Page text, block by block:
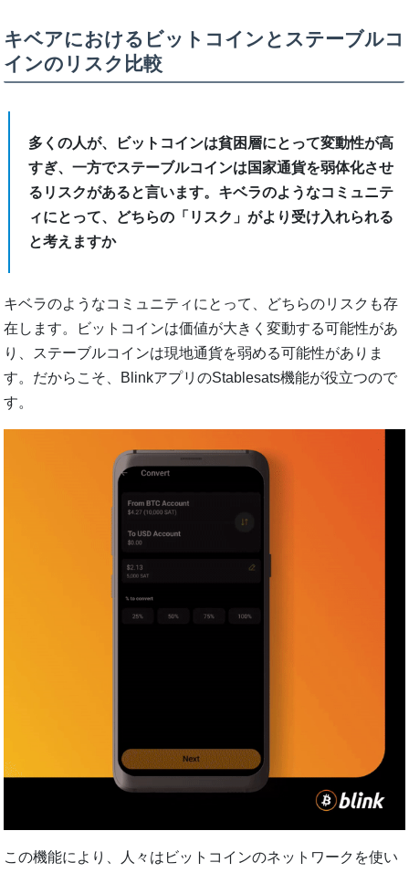
キベアにおけるビットコインとステーブルコ
インのリスク比較
多くの人が、ビットコインは貧困層にとって変動性が高
すぎ、一方でステーブルコインは国家通貨を弱体化させ
るリスクがあると言います。キベラのようなコミュニテ
ィにとって、どちらの「リスク」がより受け入れられる
と考えますか
キベラのようなコミュニティにとって、どちらのリスクも存
在します。ビットコインは価値が大きく変動する可能性があ
り、ステーブルコインは現地通貨を弱める可能性がありま
す。だからこそ、BlinkアプリのStablesats機能が役立つので
す。
この機能により、人々はビットコインのネットワークを使い